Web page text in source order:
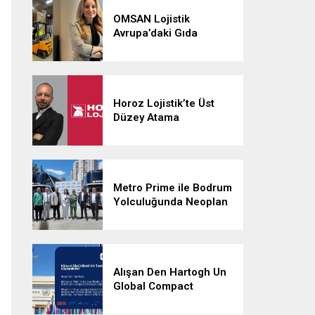
OMSAN Lojistik
Avrupa’daki Gıda
Horoz Lojistik’te Üst
Düzey Atama
Metro Prime ile Bodrum
Yolculuğunda Neoplan
Alışan Den Hartogh Un
Global Compact